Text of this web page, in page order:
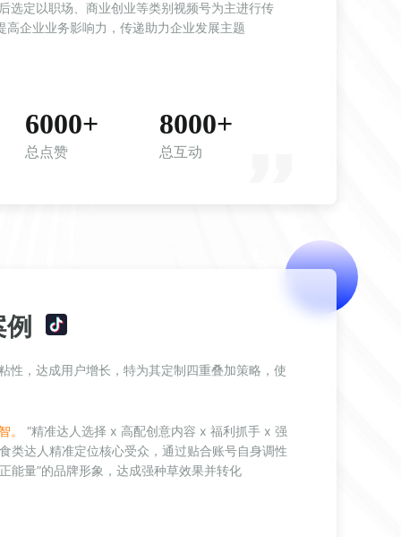
企业业务影响力，传递助力企业发展主题
6000+
总点赞
8000+
总互动
。
类达人精准定位核心受众，通过贴合账号自身调性
能量”的品牌形象，达成强种草效果并转化